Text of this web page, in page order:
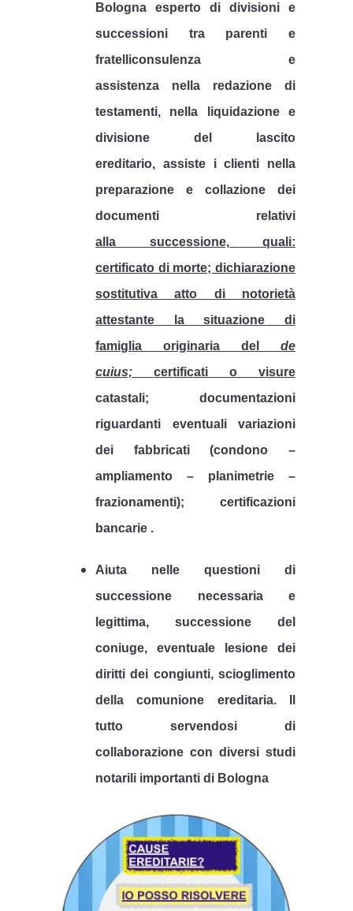
Bologna esperto di divisioni e
successioni tra parenti e
fratelliconsulenza e
assistenza nella redazione di
testamenti, nella liquidazione e
divisione del
lascito
ereditario, assiste i clienti nella
preparazione e collazione dei
documenti relativi
alla successione, quali:
certificato di morte; dichiarazione
sostitutiva atto di notorietà
attestante la situazione di
famiglia originaria del de
cuius;certificati o visure
catastali; documentazioni
riguardanti eventuali variazioni
dei fabbricati (condono –
ampliamento – planimetrie –
frazionamenti); certificazioni
bancarie .
Aiuta nelle questioni di
successione necessaria e
legittima, successione del
coniuge, eventuale lesione dei
diritti dei congiunti, scioglimento
della comunione ereditaria. Il
tutto servendosi di
collaborazione con diversi studi
notarili importanti di Bologna